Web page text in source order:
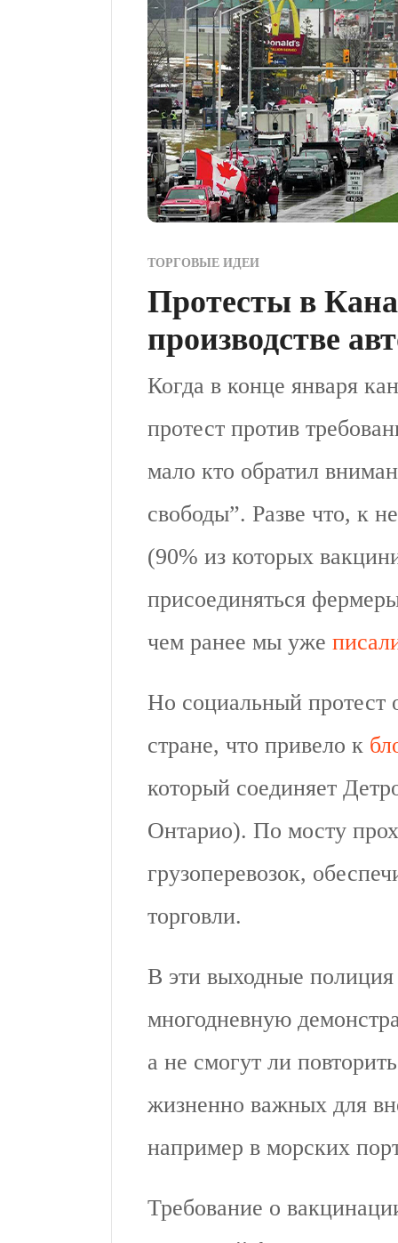
ТОРГОВЫЕ ИДЕИ
Протесты в
производстве
Когда в конце января
протест против
мало кто обратил
свободы”. Разве что, к
(90% из которых
присоединяться
чем ранее мы уже
Но социальный протест
стране, что привело к
который соединяет
Онтарио). По мосту
грузоперевозок,
торговли.
В эти выходные полиция
многодневную
а не смогут ли
жизненно важных для
например в морских
Требование о